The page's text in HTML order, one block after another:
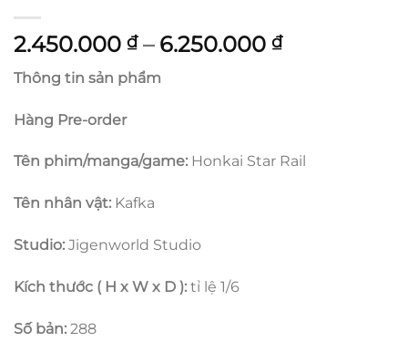
2.450.000 ₫ – 6.250.000 ₫Khoảng
6.250.000 ₫
Thông tin sản phẩm
Hàng Pre-order
Tên phim/manga/game: Honkai Star Rail
Tên nhân vật: Kafka
Studio: Jigenworld Studio
Kích thước ( H x W x D ): tỉ lệ 1/6
Số bản: 288